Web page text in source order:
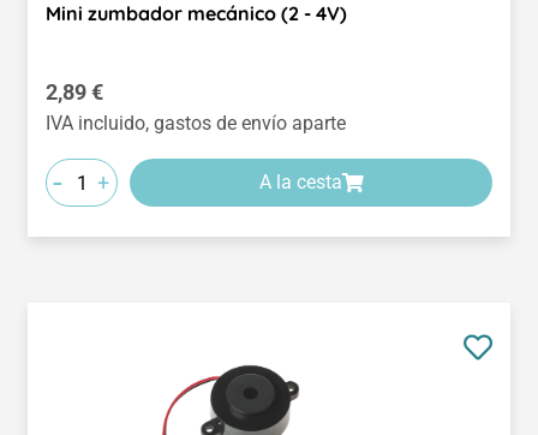
Mini zumbador mecánico (2 - 4V)
Precio normal:
2,89 €
IVA incluido, gastos de envío aparte
- + A la cesta